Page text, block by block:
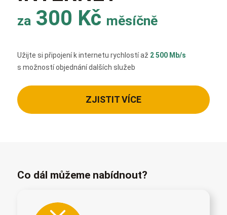
za300 Kč měsíčně
Užijte si připojení k internetu rychlostí až 2 500 Mb/s
s možností objednání dalších služeb
ZJISTIT VÍCE
Co dál můžeme nabídnout?